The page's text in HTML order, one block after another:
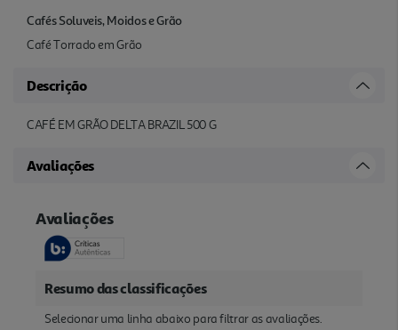
Cafés Soluveis, Moidos e Grão
Café Torrado em Grão
Descrição
CAFÉ EM GRÃO DELTA BRAZIL 500 G
Avaliações